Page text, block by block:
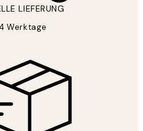
LIEFERUNG
Werktage